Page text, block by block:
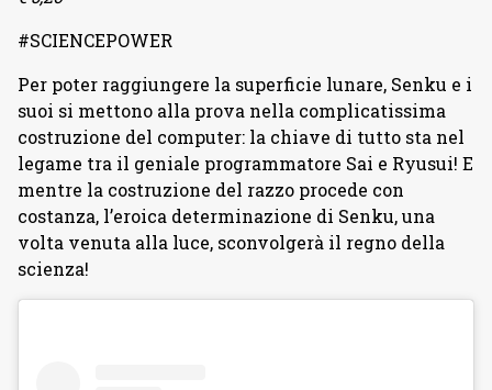
#SCIENCEPOWER
Per poter raggiungere la superficie lunare, Senku e i
suoi si mettono alla prova nella complicatissima
costruzione del computer: la chiave di tutto sta nel
legame tra il geniale programmatore Sai e Ryusui! E
mentre la costruzione del razzo procede con
costanza, l’eroica determinazione di Senku, una
volta venuta alla luce, sconvolgerà il regno della
scienza!